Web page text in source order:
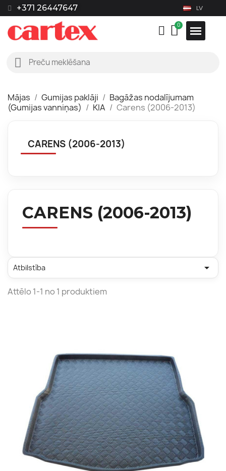
+371 26447647 LV
Mājas Gumijas paklāji
Bagāžas nodalījumam
(Gumijas vanniņas)
KIA Carens (2006-2013)
CARENS (2006-2013)
CARENS (2006-2013)
Atbilstība 
Attēlo 1-1 no 1 produktiem